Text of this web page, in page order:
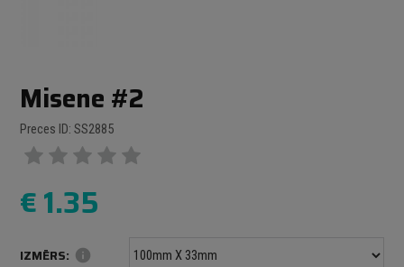
Misene #2
Preces ID: SS2885
€1.35
IZMĒRS: info